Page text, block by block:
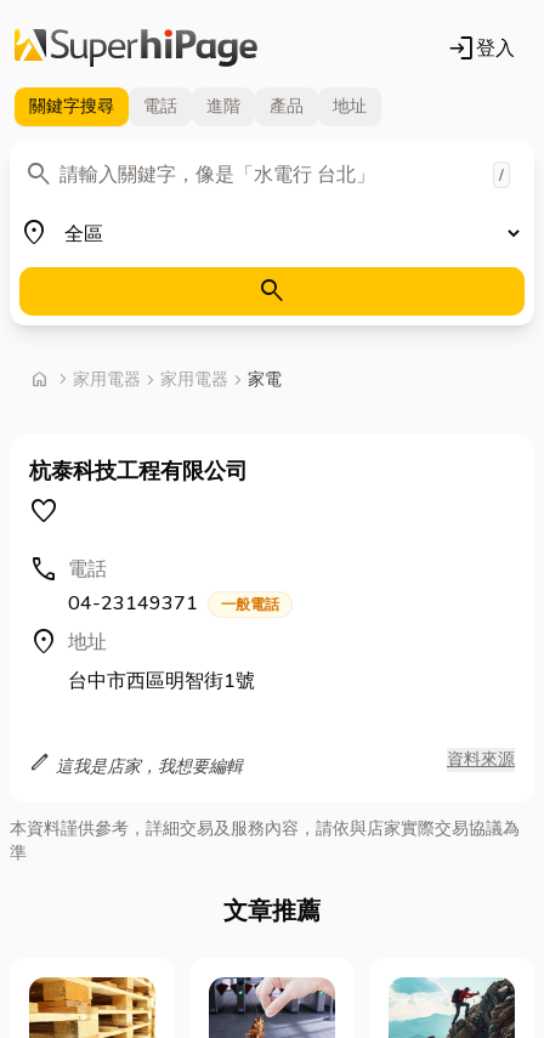
login登入
關鍵字搜尋 電話 進階 產品 地址
search
關鍵字 /
place
地區
search
home chevron_right 首頁
家用電器 chevron_right 家用電器 chevron_right 家電
杭泰科技工程有限公司
favorite
call 電話
04-23149371
一般電話
location_on 地址
台中市西區明智街1號
edit 這我是店家，我想要編輯 資料來源
本資料謹供參考，詳細交易及服務內容，請依與店家實際交易協議為
準
文章推薦